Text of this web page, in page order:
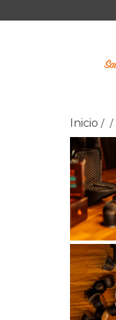
Inicio / /